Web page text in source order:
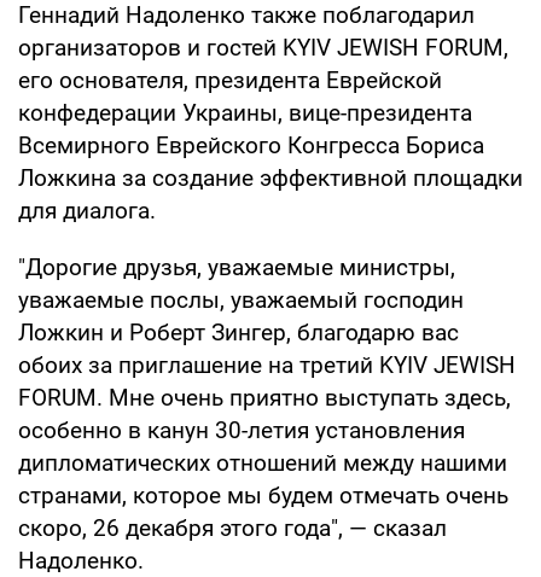
Геннадий Надоленко также поблагодарил
организаторов и гостей KYIV JEWISH FORUM,
его основателя, президента Еврейской
конфедерации Украины, вице-президента
Всемирного Еврейского Конгресса Бориса
Ложкина за создание эффективной площадки
для диалога.
"Дорогие друзья, уважаемые министры,
уважаемые послы, уважаемый господин
Ложкин и Роберт Зингер, благодарю вас
обоих за приглашение на третий KYIV JEWISH
FORUM. Мне очень приятно выступать здесь,
особенно в канун 30-летия установления
дипломатических отношений между нашими
странами, которое мы будем отмечать очень
скоро, 26 декабря этого года", — сказал
Надоленко.